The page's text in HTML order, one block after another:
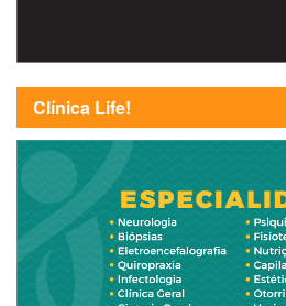
Clínica Life!